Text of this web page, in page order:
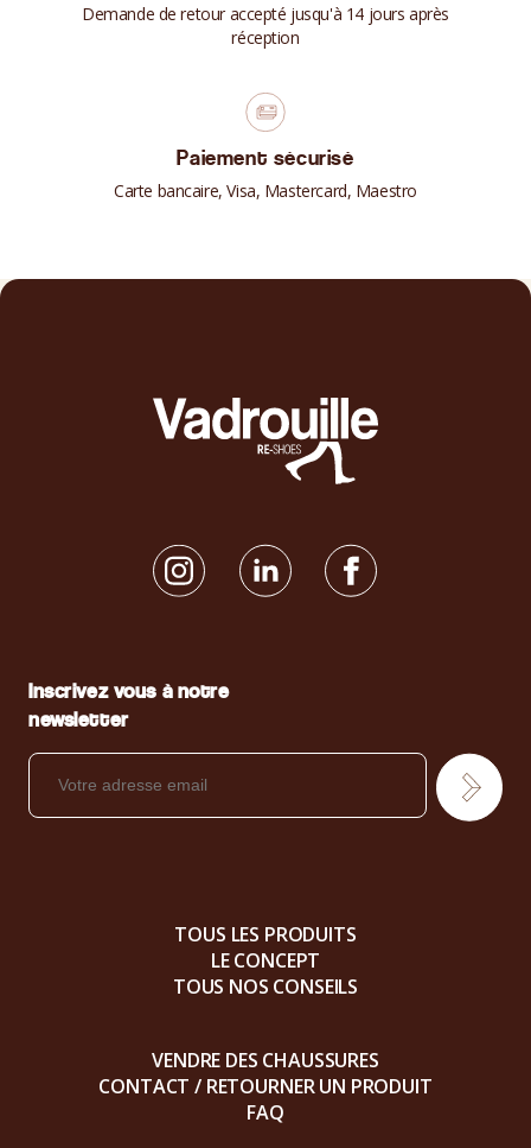
Demande de retour accepté jusqu'à 14 jours après
réception
Paiement sécurisé
Carte bancaire, Visa, Mastercard, Maestro
Inscrivez vous à notre
newsletter
TOUS LES PRODUITS
LE CONCEPT
TOUS NOS CONSEILS
VENDRE DES CHAUSSURES
CONTACT / RETOURNER UN PRODUIT
FAQ